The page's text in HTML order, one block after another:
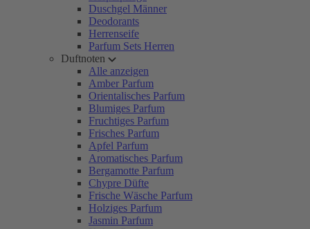
Duschgel Männer
Deodorants
Herrenseife
Parfum Sets Herren
Duftnoten
Alle anzeigen
Amber Parfum
Orientalisches Parfum
Blumiges Parfum
Fruchtiges Parfum
Frisches Parfum
Apfel Parfum
Aromatisches Parfum
Bergamotte Parfum
Chypre Düfte
Frische Wäsche Parfum
Holziges Parfum
Jasmin Parfum